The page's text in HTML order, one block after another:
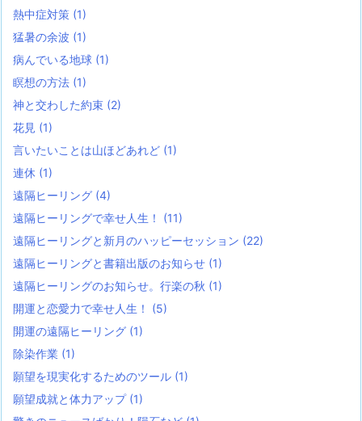
熱中症対策 (1)
猛暑の余波 (1)
病んでいる地球 (1)
瞑想の方法 (1)
神と交わした約束 (2)
花見 (1)
言いたいことは山ほどあれど (1)
連休 (1)
遠隔ヒーリング (4)
遠隔ヒーリングで幸せ人生！ (11)
遠隔ヒーリングと新月のハッピーセッション (22)
遠隔ヒーリングと書籍出版のお知らせ (1)
遠隔ヒーリングのお知らせ。行楽の秋 (1)
開運と恋愛力で幸せ人生！ (5)
開運の遠隔ヒーリング (1)
除染作業 (1)
願望を現実化するためのツール (1)
願望成就と体力アップ (1)